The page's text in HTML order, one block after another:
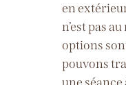
en
n’est pas
options
pouvons